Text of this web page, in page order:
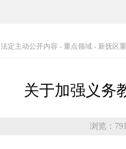
法定主动公开内容 - 重点领域 - 新抚区
关于加强义务
浏览：